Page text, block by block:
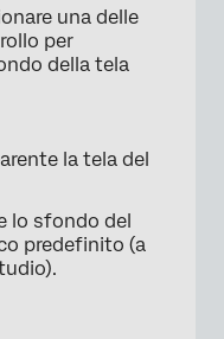
×
una delle
per
della tela
la tela del
lo sfondo del
predefinito (a